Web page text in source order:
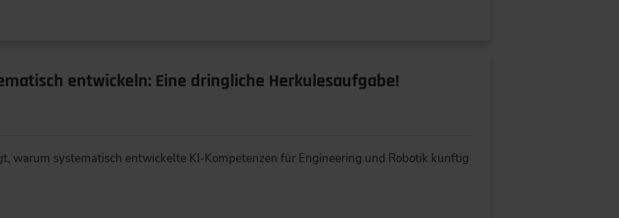
entwickeln: Eine dringliche Herkulesaufgabe!
warum systematisch entwickelte KI-Kompetenzen für Engineering und Robotik künftig